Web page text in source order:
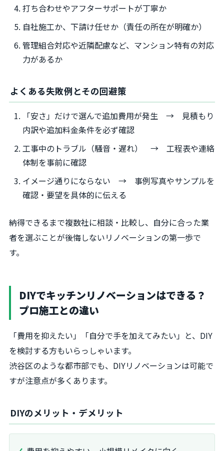
打ち合わせやアフターサポートが丁寧か
自社施工か、下請け任せか（責任の所在が明確か）
管理組合対応や近隣配慮など、マンション特有の対応
力があるか
よくある失敗例とその回避策
「安さ」だけで選んで追加費用が発生 → 見積もり
内訳や追加料金条件を必ず確認
工事中のトラブル（騒音・遅れ） → 工程表や連絡
体制を事前に確認
イメージ通りにならない → 事例写真やサンプルを
確認・要望を具体的に伝える
納得できるまで複数社に相談・比較し、自分に合った業
者を選ぶことが後悔しないリノベーションの第一歩で
す。
DIYでキッチンリノベーションはできる？
プロ施工との違い
「費用を抑えたい」「自分で手を加えてみたい」と、DIY
を検討する方もいらっしゃいます。
渋谷区のような都市部でも、DIYリノベーションは可能で
すが注意点が多くあります。
DIYのメリット・デメリット